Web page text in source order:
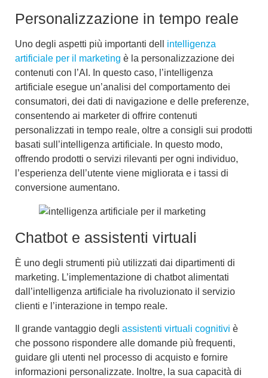
Personalizzazione in tempo reale
Uno degli aspetti più importanti dell intelligenza
artificiale per il marketing è la personalizzazione dei
contenuti con l’AI . In questo caso, l’intelligenza
artificiale esegue un’analisi del comportamento dei
consumatori, dei dati di navigazione e delle preferenze,
consentendo ai marketer di offrire contenuti
personalizzati in tempo reale, oltre a consigli sui prodotti
basati sull’intelligenza artificiale. In questo modo,
offrendo prodotti o servizi rilevanti per ogni individuo,
l’esperienza dell’utente viene migliorata e i tassi di
conversione aumentano.
Chatbot e assistenti virtuali
È uno degli strumenti più utilizzati dai dipartimenti di
marketing. L’implementazione di chatbot alimentati
dall’intelligenza artificiale ha rivoluzionato il servizio
clienti e l’interazione in tempo reale.
Il grande vantaggio degli assistenti virtuali cognitivi è
che possono rispondere alle domande più frequenti,
guidare gli utenti nel processo di acquisto e fornire
informazioni personalizzate. Inoltre, la sua capacità di